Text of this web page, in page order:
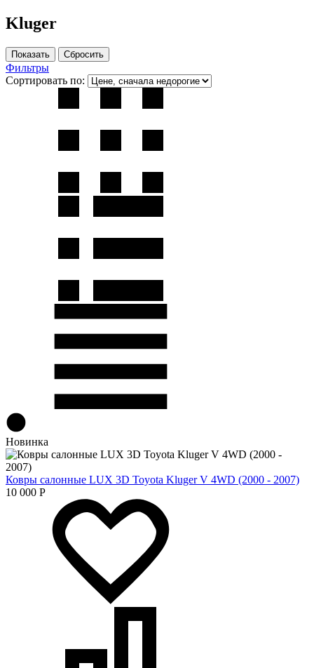
Kluger
Фильтры
Сортировать по:
Новинка
Ковры салонные LUX 3D Toyota Kluger V 4WD (2000 - 2007)
10 000 Р